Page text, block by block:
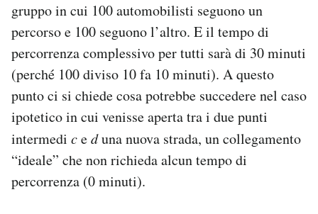
gruppo in cui 100 automobilisti seguono un
percorso e 100 seguono l’altro. E il tempo di
percorrenza complessivo per tutti sarà di 30 minuti
(perché 100 diviso 10 fa 10 minuti). A questo
punto ci si chiede cosa potrebbe succedere nel caso
ipotetico in cui venisse aperta tra i due punti
intermedi ceduna nuova strada, un collegamento
“ideale” che non richieda alcun tempo di
percorrenza (0 minuti).